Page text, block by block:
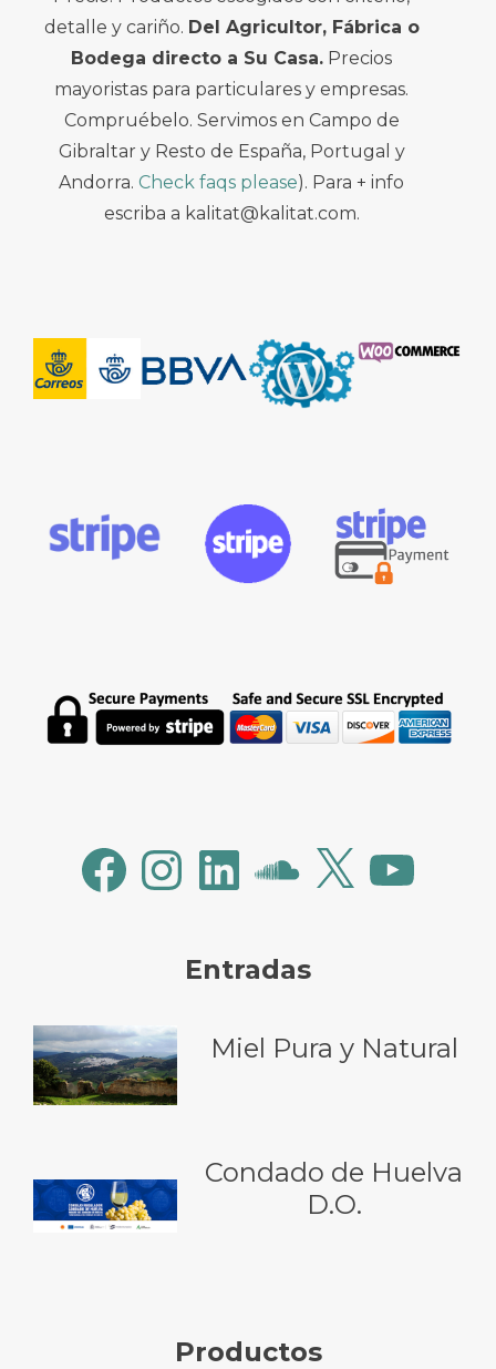
detalle y cariño. Del Agricultor, Fábrica o
Bodega directo a Su Casa. Precios
mayoristas para particulares y empresas.
Compruébelo. Servimos en Campo de
Gibraltar y Resto de España, Portugal y
Andorra. Check faqs please). Para + info
escriba a kalitat@kalitat.com.
FacebookInstagramLinkedInSoundCloud
X YouTube
Entradas
Miel Pura y Natural
Condado de Huelva
D.O.
Productos